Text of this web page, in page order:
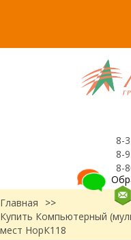
8-
8-
8-
Главная
>>
Купить Компьютерный
мест НорК118